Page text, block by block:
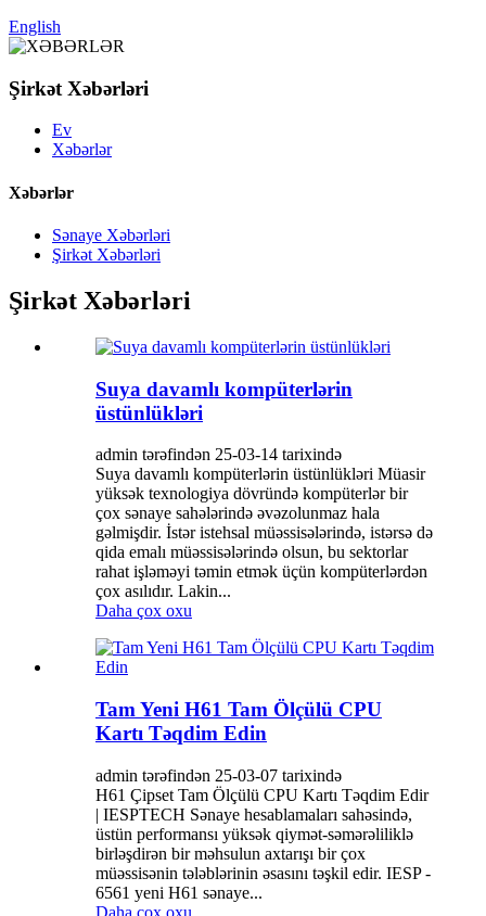
English
Şirkət Xəbərləri
Ev
Xəbərlər
Xəbərlər
Sənaye Xəbərləri
Şirkət Xəbərləri
Şirkət Xəbərləri
Suya davamlı kompüterlərin
üstünlükləri
admin tərəfindən 25-03-14 tarixində
Suya davamlı kompüterlərin üstünlükləri Müasir
yüksək texnologiya dövründə kompüterlər bir
çox sənaye sahələrində əvəzolunmaz hala
gəlmişdir. İstər istehsal müəssisələrində, istərsə də
qida emalı müəssisələrində olsun, bu sektorlar
rahat işləməyi təmin etmək üçün kompüterlərdən
çox asılıdır. Lakin...
Daha çox oxu
Tam Yeni H61 Tam Ölçülü CPU
Kartı Təqdim Edin
admin tərəfindən 25-03-07 tarixində
H61 Çipset Tam Ölçülü CPU Kartı Təqdim Edir
| IESPTECH Sənaye hesablamaları sahəsində,
üstün performansı yüksək qiymət-səmərəliliklə
birləşdirən bir məhsulun axtarışı bir çox
müəssisənin tələblərinin əsasını təşkil edir. IESP -
6561 yeni H61 sənaye...
Daha çox oxu